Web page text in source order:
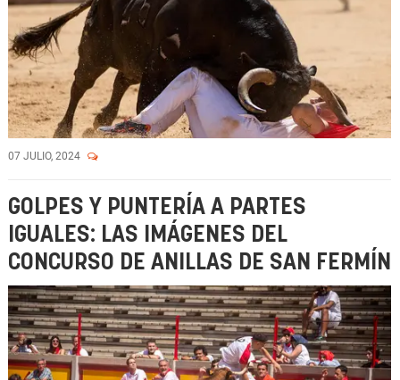
07 JULIO, 2024
GOLPES Y PUNTERÍA A PARTES
IGUALES: LAS IMÁGENES DEL
CONCURSO DE ANILLAS DE SAN FERMÍN